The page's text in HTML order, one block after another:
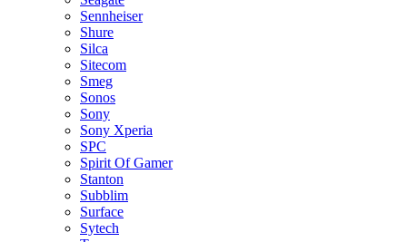
Sennheiser
Shure
Silca
Sitecom
Smeg
Sonos
Sony
Sony Xperia
SPC
Spirit Of Gamer
Stanton
Subblim
Surface
Sytech